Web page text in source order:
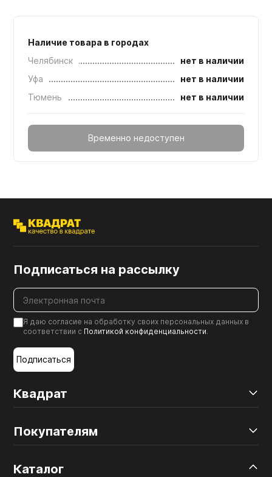
Наличие товара в городах
Челябинск
нет в наличии
Уфа
нет в наличии
Тюмень
нет в наличии
Временно недоступен
Квадрат
Покупателям
Каталог
Подписаться на рассылку
Я даю согласие на обработку своих персональных данных в
соответствии с Политикой конфиденциальности.
Подписаться